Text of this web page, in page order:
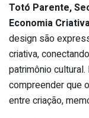
Totó Parente,
Economia
design são
criativa,
patrimônio
compreender que
entre criação,